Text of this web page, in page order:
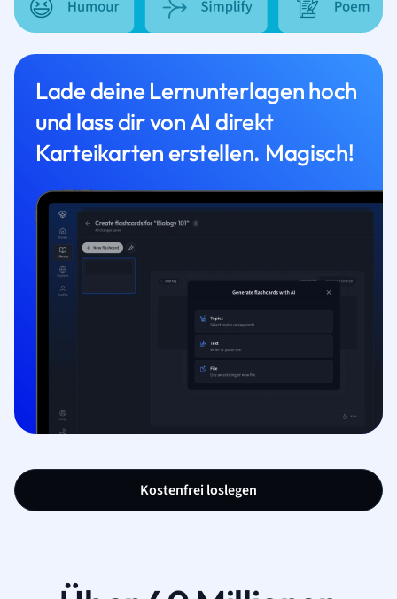
Lade deine Lernunterlagen hoch
und lass dir von AI direkt
Karteikarten erstellen. Magisch!
Kostenfrei loslegen